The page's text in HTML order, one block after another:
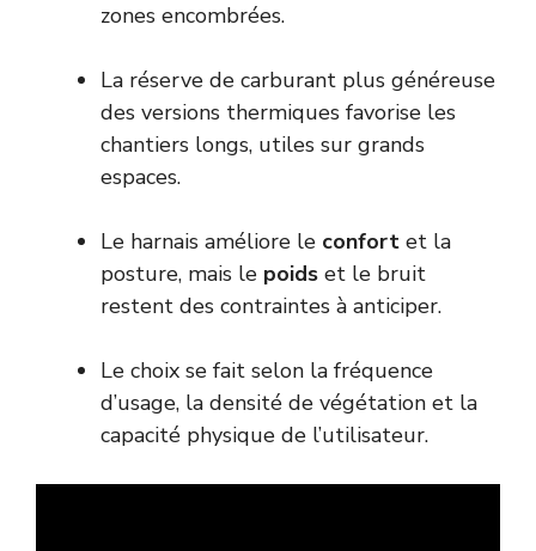
zones encombrées.
La réserve de carburant plus généreuse
des versions thermiques favorise les
chantiers longs, utiles sur grands
espaces.
Le harnais améliore le confort et la
posture, mais le poids et le bruit
restent des contraintes à anticiper.
Le choix se fait selon la fréquence
d’usage, la densité de végétation et la
capacité physique de l’utilisateur.